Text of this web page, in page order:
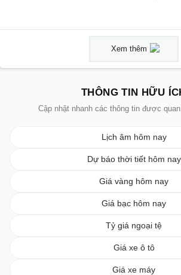
Xem thêm
THÔNG TIN HỮU
Cập nhật nhanh các thông tin được
Lịch âm hôm nay
Dự báo thời tiết hôm nay
Giá vàng hôm nay
Giá bạc hôm nay
Tỷ giá ngoại tệ
Giá xe ô tô
Giá xe máy